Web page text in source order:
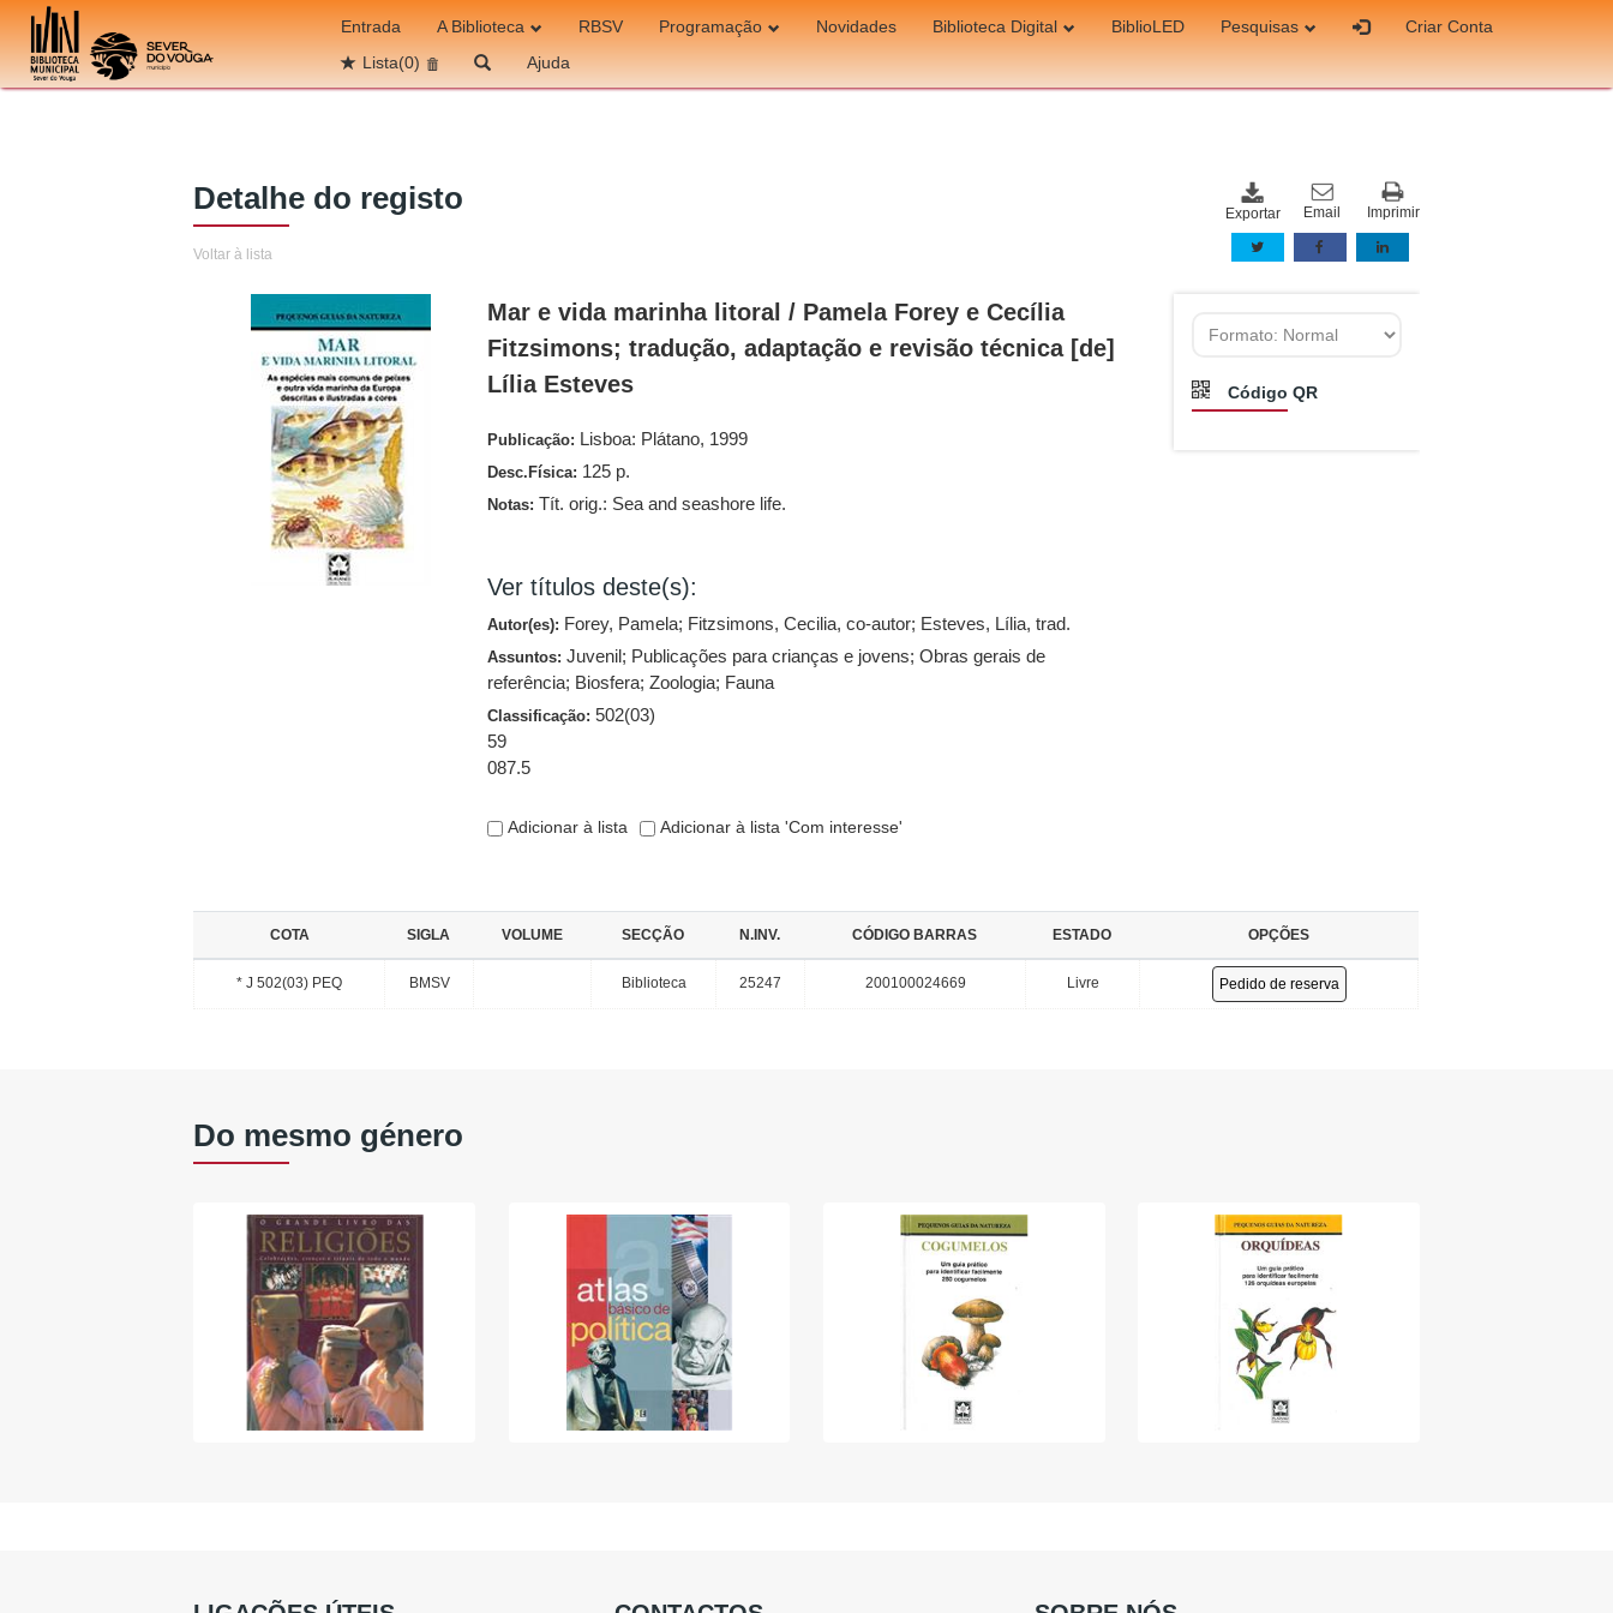
Ir para o conteúdo
Entrada A Biblioteca RBSV Programação Novidades Biblioteca Digital BiblioLED Pesquisas
Criar Conta
Lista(0) Ajuda
Detalhe do registo Imprimir
Email
Exportar
Voltar à lista
Mar e vida marinha litoral / Pamela Forey e Cecília
Fitzsimons; tradução, adaptação e revisão técnica [de]
Lília Esteves
Publicação: Lisboa: Plátano, 1999
Desc.Física: 125 p.
Notas: Tít. orig.: Sea and seashore life.
Ver títulos deste(s):
Autor(es): Forey, Pamela; Fitzsimons, Cecilia, co-autor; Esteves, Lília, trad.
Assuntos:Juvenil; Publicações para crianças e jovens;Obras gerais de
referência; Biosfera;Zoologia; Fauna
Classificação:502(03)
59
087.5
Adicionar à lista Adicionar à lista 'Com interesse'
Código QR
COTA SIGLA VOLUME SECÇÃO N.INV. CÓDIGO BARRAS ESTADO OPÇÕES
* J 502(03) PEQ BMSV Biblioteca 25247 200100024669 Livre Pedido de reserva
Do mesmo género